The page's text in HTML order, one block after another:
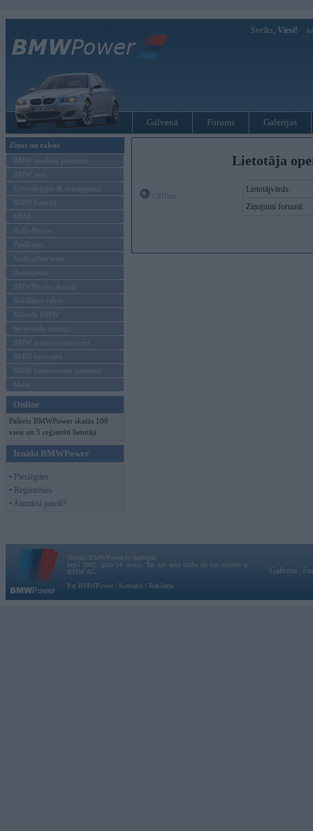
Sveiks, Viesi!
Galvenā Forums Galerijas
Ziņas un raksti
BMW modeļu jaunumi
BMW testi
Tehnoloģijas & sasniegumi
BMW Latvijā
MINI
Rolls-Royce
Pasākumi
Vadāmības tests
Autosports
BMWPower aktuāli
Reklāmas raksti
Mēneša BMW
Sērijveida tūnings
BMW pasaules jaunumi
BMW koncepti
BMW konkurentu jaunumi
Moto
Online
Pašreiz BMWPower skatās 108
viesi un 5 reģistrēti lietotāji.
Ienākt BMWPower
• Pieslēgties
• Reģistrēties
• Aizmirsi paroli?
Lietotāja
Lietotājvārds:
Ziņojumi forumā:
Vortāls BMWPower.lv darbojas
kopš 2002. gada 14. maija. Tas nav auto klubs un nav saistīts ar
BMW AG.
Par BMWPower
Kontakti Reklāma
Galvena